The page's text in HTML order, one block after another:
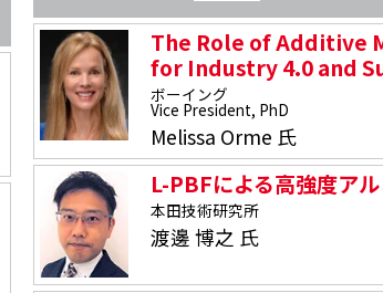
The Role of Additive
for Industry 4.0 and
ボーイング
Vice President, PhD
Melissa Orme 氏
L-PBFによる高強度ア
本田技術研究所
渡邊 博之 氏